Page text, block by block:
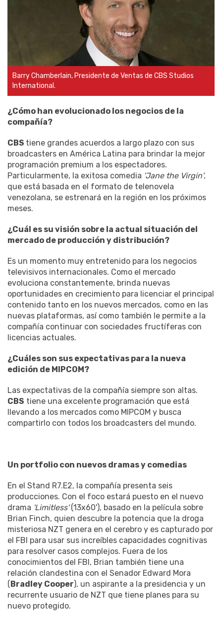
Barry Chamberlain, Presidente de Ventas de CBS Studios
International.
¿Cómo han evolucionado los negocios de la
compañía?
CBS tiene grandes acuerdos a largo plazo con sus
broadcasters en América Latina para brindar la mejor
programación premium a los espectadores.
Particularmente, la exitosa comedia 'Jane the Virgin',
que está basada en el formato de telenovela
venezolana, se estrenará en la región en los próximos
meses.
¿Cuál es su visión sobre la actual situación del
mercado de producción y distribución?
Es un momento muy entretenido para los negocios
televisivos internacionales. Como el mercado
evoluciona constantemente, brinda nuevas
oportunidades en crecimiento para licenciar el principal
contenido tanto en los nuevos mercados, como en las
nuevas plataformas, así como también le permite a la
compañía continuar con sociedades fructíferas con
licencias actuales.
¿Cuáles son sus expectativas para la nueva
edición de MIPCOM?
Las expectativas de la compañía siempre son altas.
CBS tiene una excelente programación que está
llevando a los mercados como MIPCOM y busca
compartirlo con todos los broadcasters del mundo.
Un portfolio con nuevos dramas y comedias
En el Stand R7.E2, la compañía presenta seis
producciones. Con el foco estará puesto en el nuevo
drama 'Limitless'(13x60'), basado en la película sobre
Brian Finch, quien descubre la potencia que la droga
misteriosa NZT genera en el cerebro y es capturado por
el FBI para usar sus increíbles capacidades cognitivas
para resolver casos complejos. Fuera de los
conocimientos del FBI, Brian también tiene una
relación clandestina con el Senador Edward Mora
(Bradley Cooper), un aspirante a la presidencia y un
recurrente usuario de NZT que tiene planes para su
nuevo protegido.